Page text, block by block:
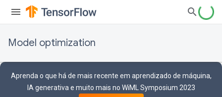
Model optimization
Aprenda o que há de mais recente em aprendizado de máquina,
IA generativa e muito mais no WiML Symposium 2023